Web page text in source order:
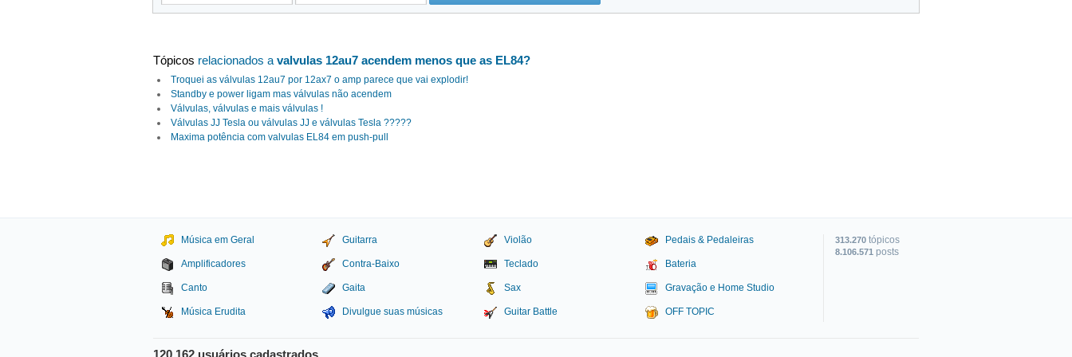
Tópicos relacionados a valvulas 12au7 acendem menos que as EL84?
Troquei as válvulas 12au7 por 12ax7 o amp parece que vai explodir!
Standby e power ligam mas válvulas não acendem
Válvulas, válvulas e mais válvulas !
Válvulas JJ Tesla ou válvulas JJ e válvulas Tesla ?????
Maxima potência com valvulas EL84 em push-pull
Música em Geral Guitarra Violão Pedais & Pedaleiras
Amplificadores Contra-Baixo Teclado Bateria
Canto Gaita Sax Gravação e Home Studio
Música Erudita Divulgue suas músicas Guitar Battle OFF TOPIC
313.270 tópicos
8.106.571 posts
120.162 usuários cadastrados